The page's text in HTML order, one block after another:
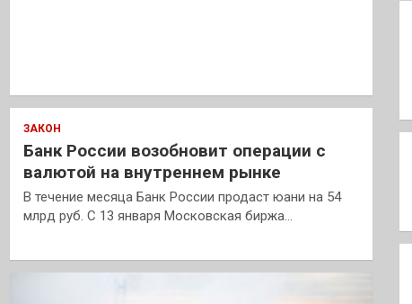
ЗАКОН
Банк России возобновит операции с
валютой на внутреннем рынке
В течение месяца Банк России продаст юани на 54
млрд руб. С 13 января Московская биржа…